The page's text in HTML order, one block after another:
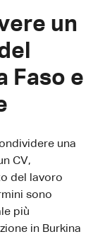
un
Faso e
una
CV,
del lavoro
sono
più
in Burkina